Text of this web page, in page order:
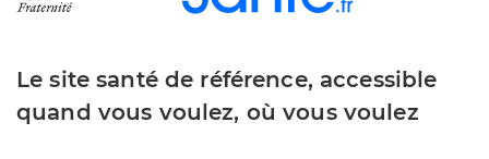
Le site santé de référence, accessible
quand vous voulez, où vous voulez